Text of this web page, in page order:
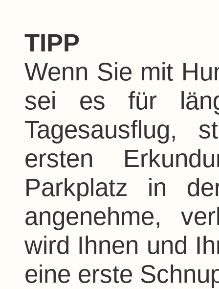
TIPP
Wenn Sie mit
sei es für
Tagesausflug,
ersten
Parkplatz in
angenehme,
wird Ihnen und
eine erste